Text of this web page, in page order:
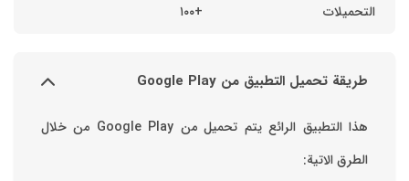
التحميلات +١٠٠
طريقة تحميل التطبيق من Google Play
هذا التطبيق الرائع يتم تحميل من Google Play من خلال
الطرق الاتية: